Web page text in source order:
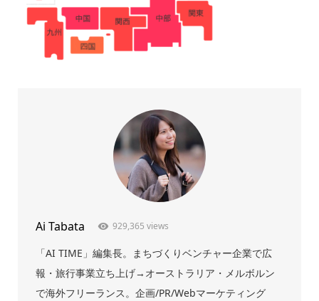
Ai Tabata 929,365 views
「AI TIME」編集長。まちづくりベンチャー企業で広
報・旅行事業立ち上げ→オーストラリア・メルボルン
で海外フリーランス。企画/PR/Webマーケティング